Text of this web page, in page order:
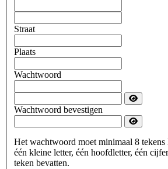
Straat
Plaats
Wachtwoord
Wachtwoord bevestigen
Het wachtwoord moet minimaal 8 tekens
één kleine letter, één hoofdletter, één
teken bevatten.